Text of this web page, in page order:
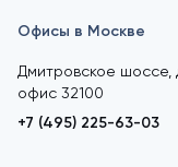
Офисы в Москве
Дмитровское шоссе,
офис 32100
+7 (495) 225-63-03